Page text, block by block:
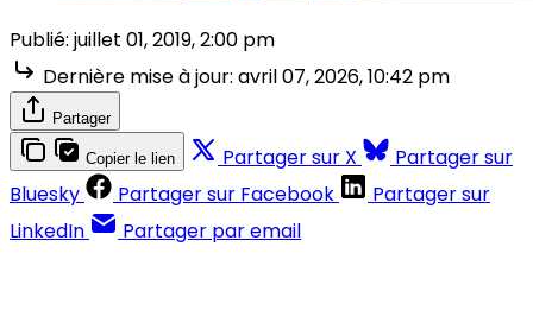
Publié: juillet 01, 2019, 2:00 pm
Dernière mise à jour: avril 07, 2026, 10:42 pm
Partager
Copier le lien Partager sur X
Partager sur
Bluesky
Partager sur Facebook
Partager sur
LinkedIn
Partager par email